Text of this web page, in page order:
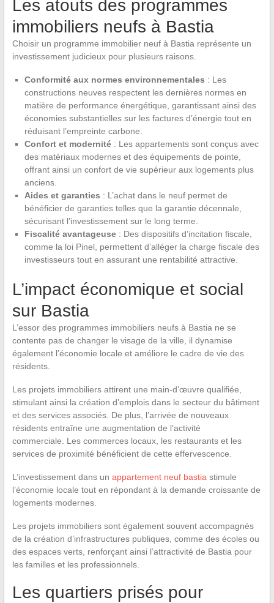
Les atouts des programmes
immobiliers neufs à Bastia
Choisir un programme immobilier neuf à Bastia représente un
investissement judicieux pour plusieurs raisons.
Conformité aux normes environnementales : Les
constructions neuves respectent les dernières normes en
matière de performance énergétique, garantissant ainsi des
économies substantielles sur les factures d’énergie tout en
réduisant l’empreinte carbone.
Confort et modernité: Les appartements sont conçus avec
des matériaux modernes et des équipements de pointe,
offrant ainsi un confort de vie supérieur aux logements plus
anciens.
Aides et garanties : L’achat dans le neuf permet de
bénéficier de garanties telles que la garantie décennale,
sécurisant l’investissement sur le long terme.
Fiscalité avantageuse: Des dispositifs d’incitation fiscale,
comme la loi Pinel, permettent d’alléger la charge fiscale des
investisseurs tout en assurant une rentabilité attractive.
L’impact économique et social
sur Bastia
L’essor des programmes immobiliers neufs à Bastia ne se
contente pas de changer le visage de la ville, il dynamise
également l’économie locale et améliore le cadre de vie des
résidents.
Les projets immobiliers attirent une main-d’œuvre qualifiée,
stimulant ainsi la création d’emplois dans le secteur du bâtiment
et des services associés. De plus, l’arrivée de nouveaux
résidents entraîne une augmentation de l’activité
commerciale. Les commerces locaux, les restaurants et les
services de proximité bénéficient de cette effervescence.
L’investissement dans un appartement neuf bastia stimule
l’économie locale tout en répondant à la demande croissante de
logements modernes.
Les projets immobiliers sont également souvent accompagnés
de la création d’infrastructures publiques, comme des écoles ou
des espaces verts, renforçant ainsi l’attractivité de Bastia pour
les familles et les professionnels.
Les quartiers prisés pour